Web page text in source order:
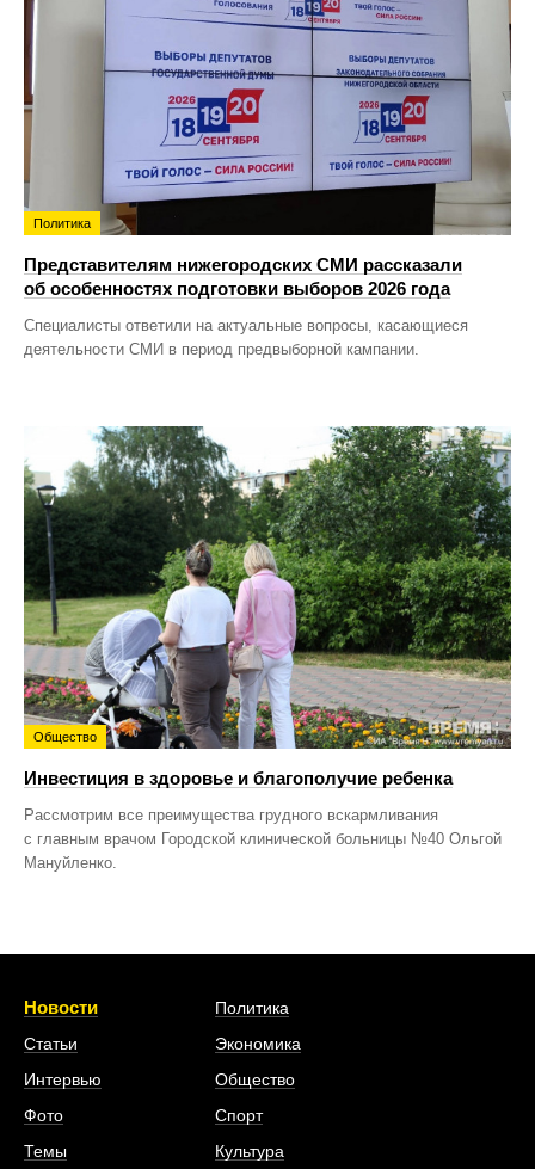
Политика
Представителям нижегородских СМИ рассказали
об особенностях подготовки выборов 2026 года
Специалисты ответили на актуальные вопросы, касающиеся
деятельности СМИ в период предвыборной кампании.
Общество
Инвестиция в здоровье и благополучие ребенка
Рассмотрим все преимущества грудного вскармливания
с главным врачом Городской клинической больницы №40 Ольгой
Мануйленко.
Новости
Статьи
Интервью
Фото
Темы
Политика
Экономика
Общество
Спорт
Культура